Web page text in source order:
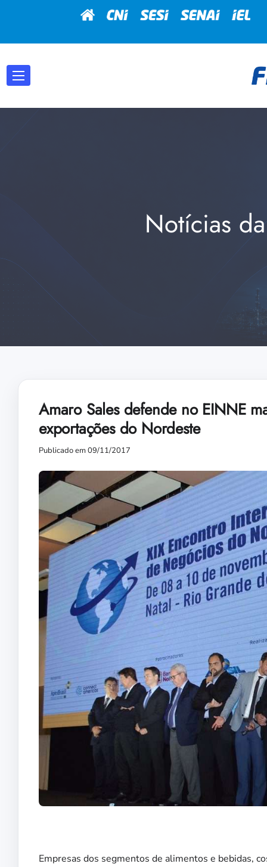
Notícias
Amaro Sales defende no EINNE
exportações do Nordeste
Publicado em 09/11/2017
Empresas dos segmentos de alimentos e bebidas,